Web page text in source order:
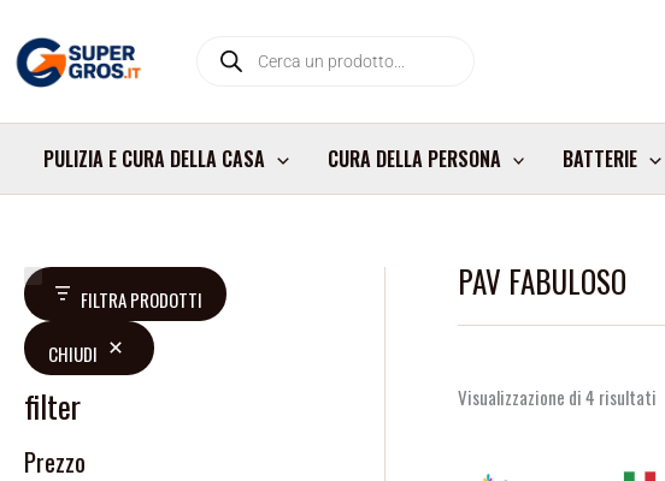
contenuto
search
PULIZIA E CURA DELLA CASA CURA DELLA PERSONA BATTERIE
FILTRA PRODOTTI
CHIUDI
filter
Prezzo
V
a
l
u
t
a
D
s
p
o
n
PAV FABULOSO
Visualizzazione di 4 risultati